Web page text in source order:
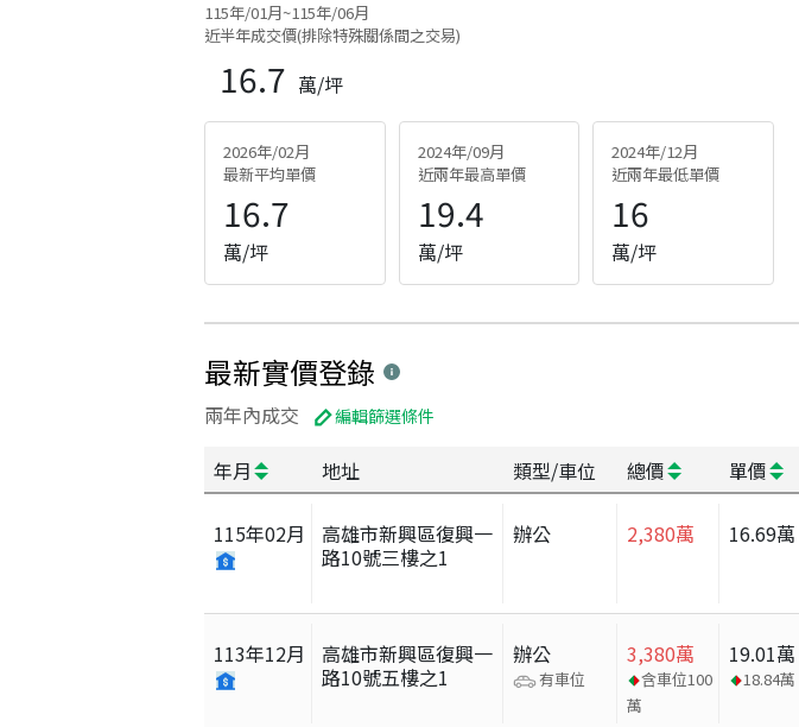
115年/01月~115年/06月
近半年成交價(排除特殊關係間之交易)
16.7 萬/坪
2026年/02月
最新平均單價
16.7
萬/坪
2024年/09月
近兩年最高單價
19.4
萬/坪
2024年/12月
近兩年最低單價
16
萬/坪
最新實價登錄
兩年內成交 編輯篩選條件
年月 地址 類型/車位 總價 單價
115年02月
高雄市新興區復興一
路10號三樓之1
辦公 2,380萬 16.69萬
113年12月
高雄市新興區復興一
路10號五樓之1
辦公
有車位
3,380萬
含車位100
萬
19.01萬
18.84萬